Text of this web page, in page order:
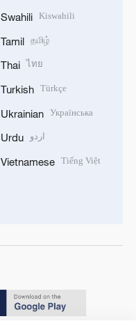
Swahili Kiswahili
Tamil தமிழ்
Thai ไทย
Turkish Türkçe
Ukrainian Українська
Urdu اردو
Vietnamese Tiếng Việt